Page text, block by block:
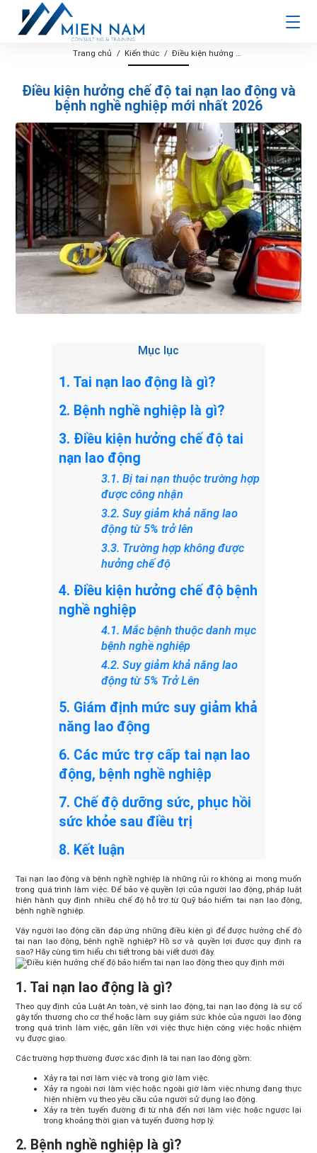
Trang chủ Kiến thức Điều kiện hưởng chế độ tai nạn lao động và bệnh nghề nghiệp mới nhất 2026
Điều kiện hưởng chế độ tai nạn lao động và
bệnh nghề nghiệp mới nhất 2026
Mục lục
1. Tai nạn lao động là gì?
2. Bệnh nghề nghiệp là gì?
3. Điều kiện hưởng chế độ tai
nạn lao động
3.1. Bị tai nạn thuộc trường hợp
được công nhận
3.2. Suy giảm khả năng lao
động từ 5% trở lên
3.3. Trường hợp không được
hưởng chế độ
4. Điều kiện hưởng chế độ bệnh
nghề nghiệp
4.1. Mắc bệnh thuộc danh mục
bệnh nghề nghiệp
4.2. Suy giảm khả năng lao
động từ 5% Trở Lên
5. Giám định mức suy giảm khả
năng lao động
6. Các mức trợ cấp tai nạn lao
động, bệnh nghề nghiệp
7. Chế độ dưỡng sức, phục hồi
sức khỏe sau điều trị
8. Kết luận
Tai nạn lao động và bệnh nghề nghiệp là những rủi ro không ai mong muốn
trong quá trình làm việc. Để bảo vệ quyền lợi của người lao động, pháp luật
hiện hành quy định nhiều chế độ hỗ trợ từ Quỹ bảo hiểm tai nạn lao động,
bệnh nghề nghiệp.
Vậy người lao động cần đáp ứng những điều kiện gì để được hưởng chế độ
tai nạn lao động, bệnh nghề nghiệp? Hồ sơ và quyền lợi được quy định ra
sao? Hãy cùng tìm hiểu chi tiết trong bài viết dưới đây.
1. Tai nạn lao động là gì?
Theo quy định của Luật An toàn, vệ sinh lao động, tai nạn lao động là sự cố
gây tổn thương cho cơ thể hoặc làm suy giảm sức khỏe của người lao động
trong quá trình làm việc, gắn liền với việc thực hiện công việc hoặc nhiệm
vụ được giao.
Các trường hợp thường được xác định là tai nạn lao động gồm:
Xảy ra tại nơi làm việc và trong giờ làm việc.
Xảy ra ngoài nơi làm việc hoặc ngoài giờ làm việc nhưng đang thực
hiện nhiệm vụ theo yêu cầu của người sử dụng lao động.
Xảy ra trên tuyến đường đi từ nhà đến nơi làm việc hoặc ngược lại
trong khoảng thời gian và tuyến đường hợp lý.
2. Bệnh nghề nghiệp là gì?